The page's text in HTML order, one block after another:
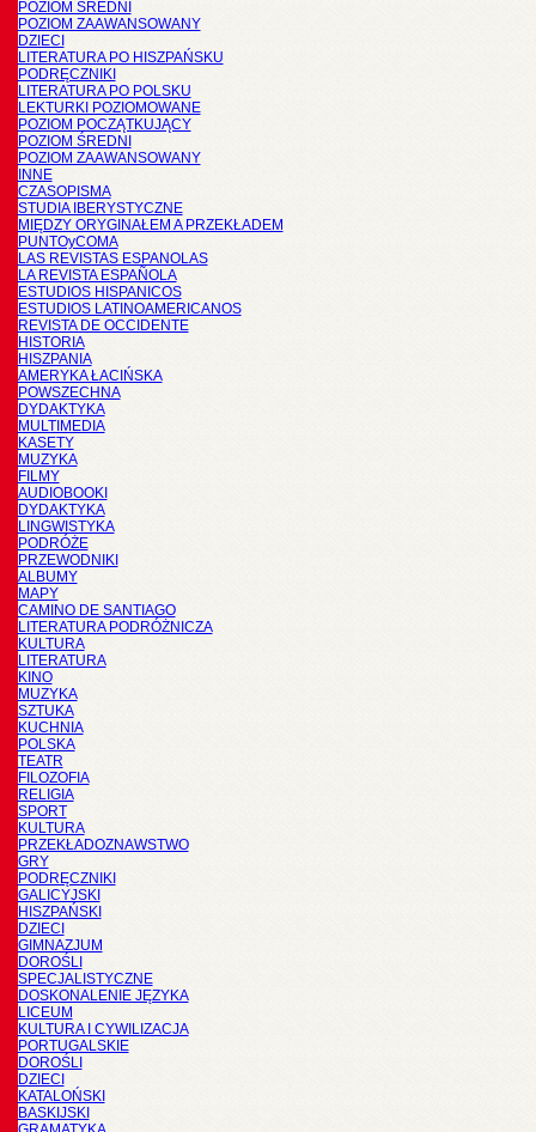
POZIOM ŚREDNI
POZIOM ZAAWANSOWANY
DZIECI
LITERATURA PO HISZPAŃSKU
PODRĘCZNIKI
LITERATURA PO POLSKU
LEKTURKI POZIOMOWANE
POZIOM POCZĄTKUJĄCY
POZIOM ŚREDNI
POZIOM ZAAWANSOWANY
INNE
CZASOPISMA
STUDIA IBERYSTYCZNE
MIĘDZY ORYGINAŁEM A PRZEKŁADEM
PUNTOyCOMA
LAS REVISTAS ESPANOLAS
LA REVISTA ESPAÑOLA
ESTUDIOS HISPANICOS
ESTUDIOS LATINOAMERICANOS
REVISTA DE OCCIDENTE
HISTORIA
HISZPANIA
AMERYKA ŁACIŃSKA
POWSZECHNA
DYDAKTYKA
MULTIMEDIA
KASETY
MUZYKA
FILMY
AUDIOBOOKI
DYDAKTYKA
LINGWISTYKA
PODRÓŻE
PRZEWODNIKI
ALBUMY
MAPY
CAMINO DE SANTIAGO
LITERATURA PODRÓŻNICZA
KULTURA
LITERATURA
KINO
MUZYKA
SZTUKA
KUCHNIA
POLSKA
TEATR
FILOZOFIA
RELIGIA
SPORT
KULTURA
PRZEKŁADOZNAWSTWO
GRY
PODRĘCZNIKI
GALICYJSKI
HISZPAŃSKI
DZIECI
GIMNAZJUM
DOROŚLI
SPECJALISTYCZNE
DOSKONALENIE JĘZYKA
LICEUM
KULTURA I CYWILIZACJA
PORTUGALSKIE
DOROŚLI
DZIECI
KATALOŃSKI
BASKIJSKI